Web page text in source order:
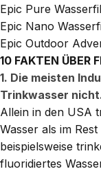
Epic Pure
Epic Nano
Epic Outdoor
10 FAKTEN ÜBER
1. Die meisten
Trinkwasser
Allein in den USA
Wasser als im
beispielsweise
fluoridiertes